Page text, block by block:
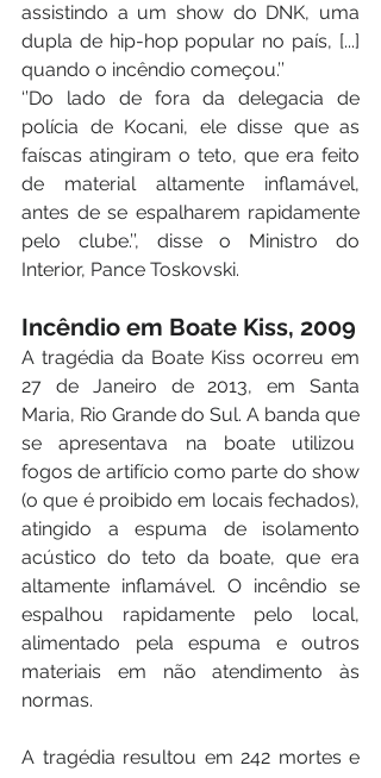
assistindo a um show do DNK, uma
dupla de hip-hop popular no país, [...]
quando o incêndio começou.’’
‘’Do lado de fora da delegacia de
polícia de Kocani, ele disse que as
faíscas atingiram o teto, que era feito
de material altamente inflamável,
antes de se espalharem rapidamente
pelo clube.’’, disse o Ministro do
Interior, Pance Toskovski.
Incêndio em Boate Kiss, 2009
A tragédia da Boate Kiss ocorreu em
27 de Janeiro de 2013, em Santa
Maria, Rio Grande do Sul. A banda que
se apresentava na boate utilizou
fogos de artifício como parte do show
(o que é proibido em locais fechados),
atingido a espuma de isolamento
acústico do teto da boate, que era
altamente inflamável. O incêndio se
espalhou rapidamente pelo local,
alimentado pela espuma e outros
materiais em não atendimento às
normas.
A tragédia resultou em 242 mortes e